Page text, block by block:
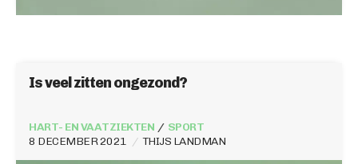
Is veel zitten ongezond?
8 DECEMBER 2021 THIJS LANDMAN
HART- EN VAATZIEKTEN SPORT